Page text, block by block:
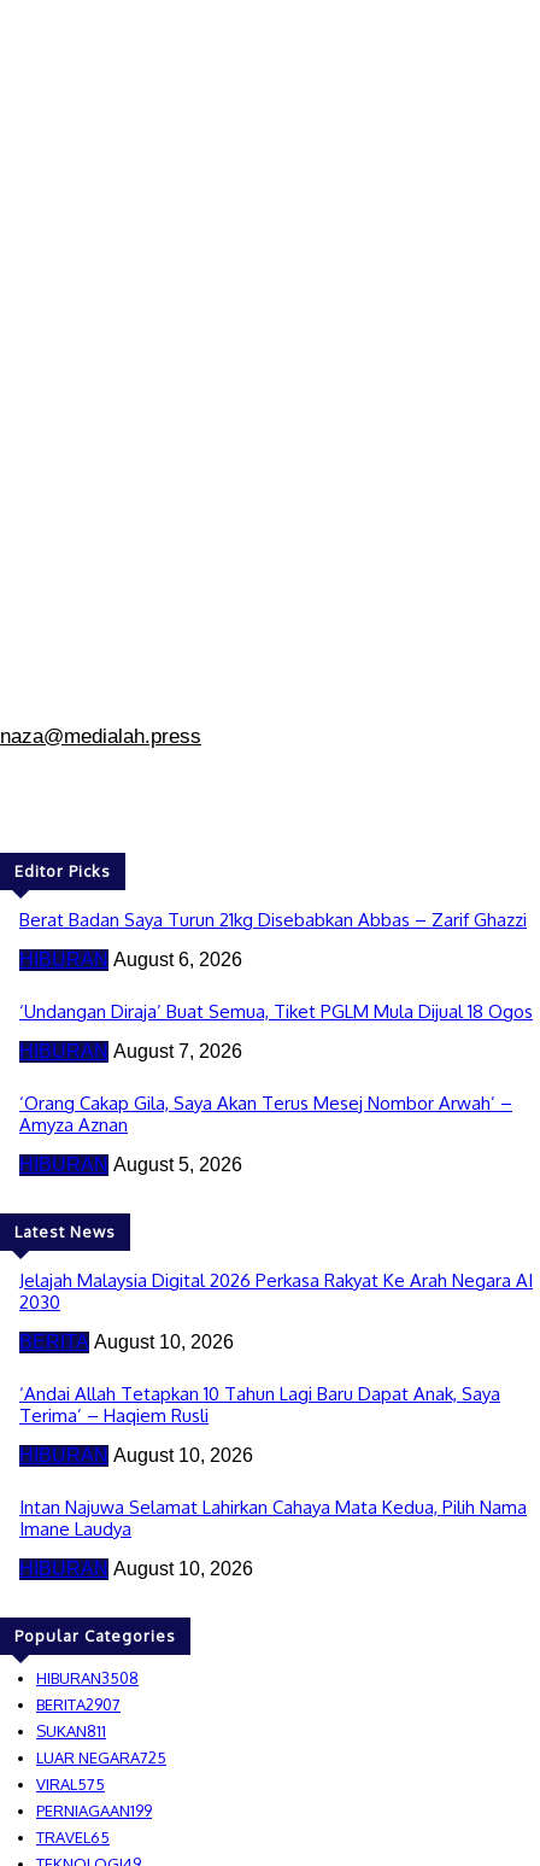
naza@medialah.press
Editor Picks
Berat Badan Saya Turun 21kg Disebabkan Abbas – Zarif Ghazzi
HIBURAN August 6, 2026
‘Undangan Diraja’ Buat Semua, Tiket PGLM Mula Dijual 18 Ogos
HIBURAN August 7, 2026
‘Orang Cakap Gila, Saya Akan Terus Mesej Nombor Arwah’ –
Amyza Aznan
HIBURAN August 5, 2026
Latest News
Jelajah Malaysia Digital 2026 Perkasa Rakyat Ke Arah Negara AI
2030
BERITA August 10, 2026
‘Andai Allah Tetapkan 10 Tahun Lagi Baru Dapat Anak, Saya
Terima’ – Haqiem Rusli
HIBURAN August 10, 2026
Intan Najuwa Selamat Lahirkan Cahaya Mata Kedua, Pilih Nama
Imane Laudya
HIBURAN August 10, 2026
Popular Categories
HIBURAN3508
BERITA2907
SUKAN811
LUAR NEGARA725
VIRAL 575
PERNIAGAAN199
TRAVEL 65